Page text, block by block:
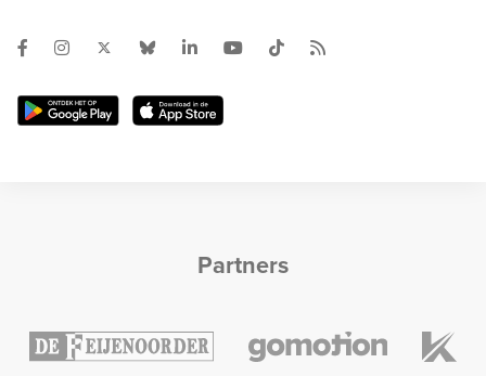
Partners